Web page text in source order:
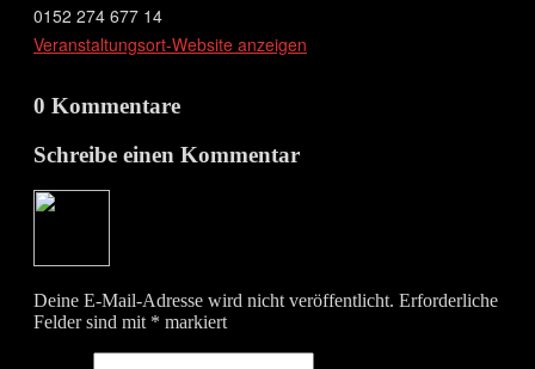
0152 274 677 14
Veranstaltungsort-Website anzeigen
0 Kommentare
Schreibe einen Kommentar
Deine E-Mail-Adresse wird nicht veröffentlicht. Erforderliche
Felder sind mit * markiert